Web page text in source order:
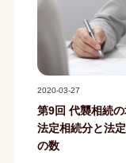
2020-03-27
第9回 代襲相続
法定相続分と法
の数